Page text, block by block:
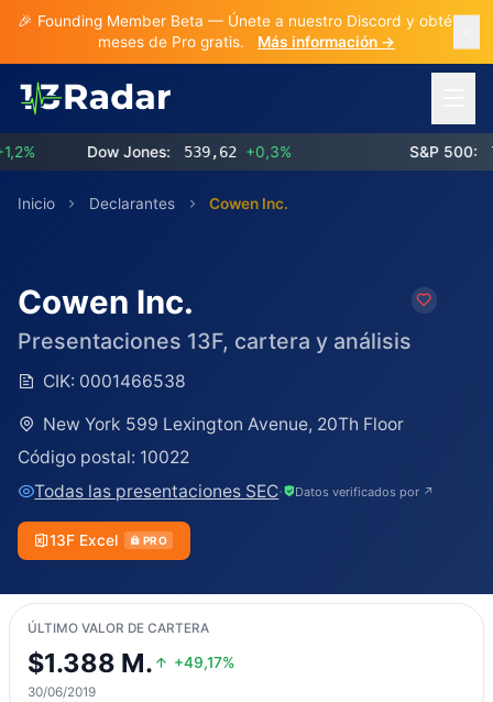
🎉 Founding Member Beta — Únete a nuestro Discord y obtén 3
meses de Pro gratis.
Más información →
Dow Jones: 539,62 +0,3% S&P 500:
Inicio Declarantes Cowen Inc.
Cowen Inc.
Presentaciones 13F, cartera y análisis
CIK: 0001466538
New York 599 Lexington Avenue, 20Th Floor
Código postal: 10022
Todas las presentaciones SEC· Datos verificados por ↗
13F Excel PRO
ÚLTIMO VALOR DE CARTERA
$1.388 M. +49,17%
30/06/2019